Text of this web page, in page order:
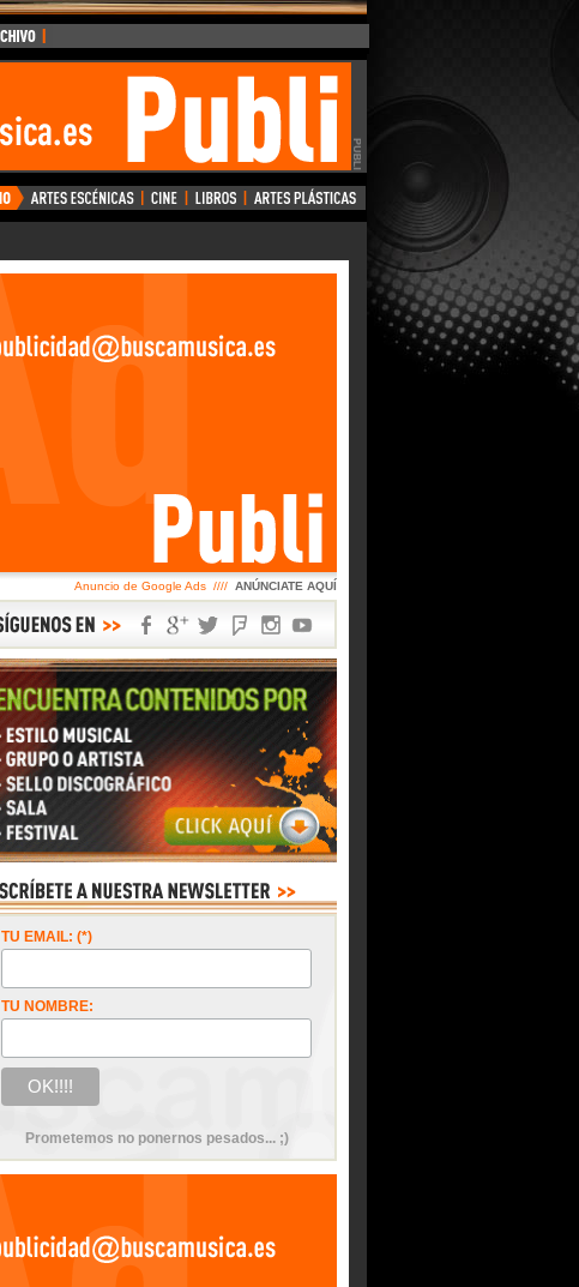
Anuncio de Google Ads //// ANÚNCIATE AQUÍ
TU EMAIL: (*)
TU NOMBRE:
Prometemos no ponernos pesados... ;)